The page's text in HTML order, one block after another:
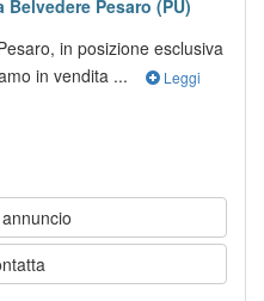
Pesaro (PU)
in posizione esclusiva
in vendita ...
Leggi